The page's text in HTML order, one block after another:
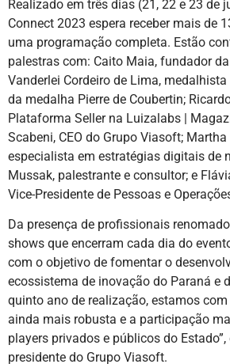
Realizado em três dias (21, 22 e 23 de
Connect 2023 espera receber mais de
uma programação completa. Estão
palestras com: Caito Maia, fundador
Vanderlei Cordeiro de Lima,
da medalha Pierre de Coubertin;
Plataforma Seller na Luizalabs |
Scabeni, CEO do Grupo Viasoft;
especialista em estratégias digitais de
Mussak, palestrante e consultor; e
Vice-Presidente de Pessoas e
Da presença de profissionais
shows que encerram cada dia do
com o objetivo de fomentar o
ecossistema de inovação do Paraná e
quinto ano de realização, estamos
ainda mais robusta e a participação
players privados e públicos do
presidente do Grupo Viasoft.